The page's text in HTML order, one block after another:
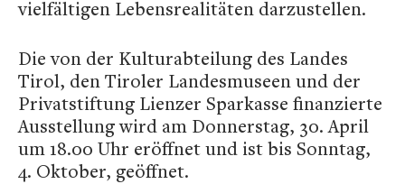
vielfältigen Lebensrealitäten darzustellen.
Die von der Kulturabteilung des Landes
Tirol, den Tiroler Landesmuseen und der
Privatstiftung Lienzer Sparkasse finanzierte
Ausstellung wird am Donnerstag, 30. April
um 18.00 Uhr eröffnet und ist bis Sonntag,
4. Oktober, geöffnet.